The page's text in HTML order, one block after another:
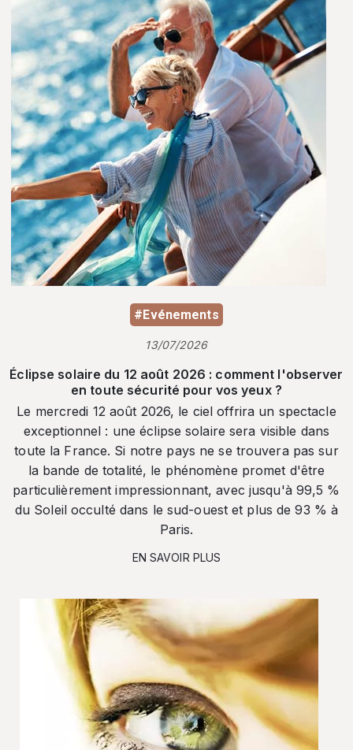
#Evénements
13/07/2026
Éclipse solaire du 12 août 2026 : comment l'observer
en toute sécurité pour vos yeux ?
Le mercredi 12 août 2026, le ciel offrira un spectacle
exceptionnel : une éclipse solaire sera visible dans
toute la France. Si notre pays ne se trouvera pas sur
la bande de totalité, le phénomène promet d'être
particulièrement impressionnant, avec jusqu'à 99,5 %
du Soleil occulté dans le sud-ouest et plus de 93 % à
Paris.
EN SAVOIR PLUS